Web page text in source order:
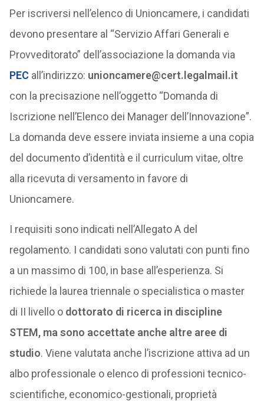
Per iscriversi nell’elenco di Unioncamere, i candidati
devono presentare al “Servizio Affari Generali e
Provveditorato” dell’associazione la domanda via
PEC all’indirizzo: unioncamere@cert.legalmail.it
con la precisazione nell’oggetto “Domanda di
Iscrizione nell’Elenco dei Manager dell’Innovazione”.
La domanda deve essere inviata insieme a una copia
del documento d’identità e il curriculum vitae, oltre
alla ricevuta di versamento in favore di
Unioncamere.
I requisiti sono indicati nell’Allegato A del
regolamento. I candidati sono valutati con punti fino
a un massimo di 100, in base all’esperienza. Si
richiede la laurea triennale o specialistica o master
di II livello o dottorato di ricerca in discipline
STEM, ma sono accettate anche altre aree di
studio. Viene valutata anche l’iscrizione attiva ad un
albo professionale o elenco di professioni tecnico-
scientifiche, economico-gestionali, proprietà